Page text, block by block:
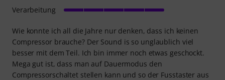
Wie konnte ich all die Jahre nur denken, dass ich keinen
Compressor brauche? Der Sound is so unglaublich viel
besser mit dem Teil. Ich bin immer noch etwas geschockt.
Mega gut ist, dass man auf Dauermodus den
Compressorschaltet stellen kann und so der Fusstaster aus
Verarbeitung